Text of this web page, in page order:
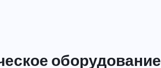
оборудование